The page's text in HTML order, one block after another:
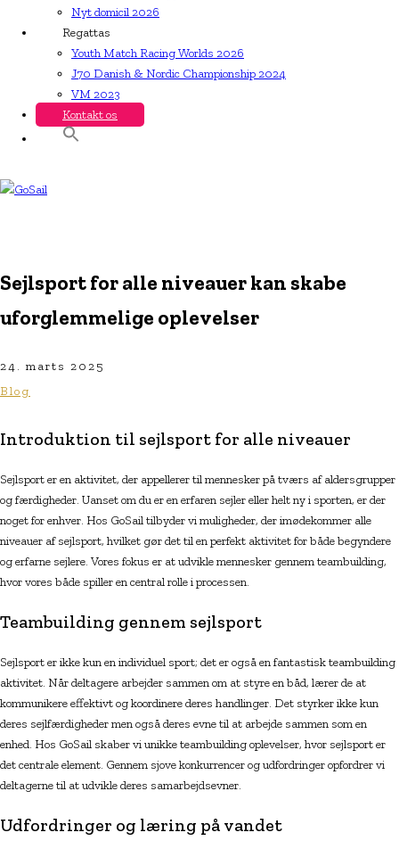
Nyt domicil 2026
Regattas
Youth Match Racing Worlds 2026
J70 Danish & Nordic Championship 2024
VM 2023
Kontakt os
Sejlsport for alle niveauer kan skabe
uforglemmelige oplevelser
24. marts 2025
Blog
Introduktion til sejlsport for alle niveauer
Sejlsport er en aktivitet, der appellerer til mennesker på tværs af aldersgrupper
og færdigheder. Uanset om du er en erfaren sejler eller helt ny i sporten, er der
noget for enhver. Hos GoSail tilbyder vi muligheder, der imødekommer alle
niveauer af sejlsport, hvilket gør det til en perfekt aktivitet for både begyndere
og erfarne sejlere. Vores fokus er at udvikle mennesker gennem teambuilding,
hvor vores både spiller en central rolle i processen.
Teambuilding gennem sejlsport
Sejlsport er ikke kun en individuel sport; det er også en fantastisk teambuilding
aktivitet. Når deltagere arbejder sammen om at styre en båd, lærer de at
kommunikere effektivt og koordinere deres handlinger. Det styrker ikke kun
deres sejlfærdigheder men også deres evne til at arbejde sammen som en
enhed. Hos GoSail skaber vi unikke teambuilding oplevelser, hvor sejlsport er
det centrale element. Gennem sjove konkurrencer og udfordringer opfordrer vi
deltagerne til at udvikle deres samarbejdsevner.
Udfordringer og læring på vandet